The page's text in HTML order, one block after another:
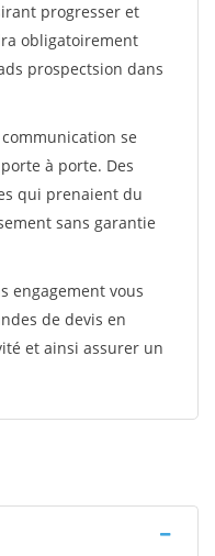
progresser et
obligatoirement
prospectsion dans
se
à porte. Des
qui prenaient du
sans garantie
engagement vous
de devis en
et ainsi assurer un